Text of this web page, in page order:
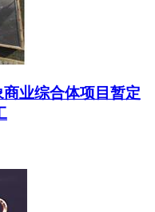
业综合体项目暂定